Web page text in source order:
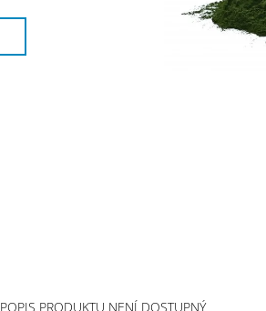
POPIS PRODUKTU NENÍ DOSTUPNÝ